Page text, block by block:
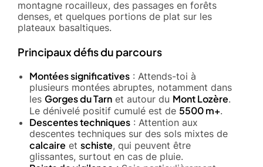
montagne rocailleux, des passages en forêts
denses, et quelques portions de plat sur les
plateaux basaltiques.
Principaux défis du parcours
Montées significatives : Attends-toi à
plusieurs montées abruptes, notamment dans
les Gorges du Tarn et autour du Mont Lozère.
Le dénivelé positif cumulé est de 5500 m+.
Descentes techniques : Attention aux
descentes techniques sur des sols mixtes de
calcaire et schiste, qui peuvent être
glissantes, surtout en cas de pluie.